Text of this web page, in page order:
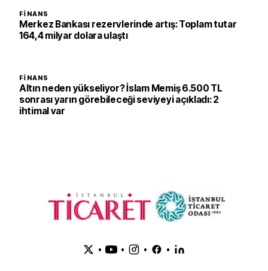
FINANS
Merkez Bankası rezervlerinde artış: Toplam tutar
164,4 milyar dolara ulaştı
FINANS
Altın neden yükseliyor? İslam Memiş 6.500 TL
sonrası yarın görebileceği seviyeyi açıkladı: 2
ihtimal var
• • • •